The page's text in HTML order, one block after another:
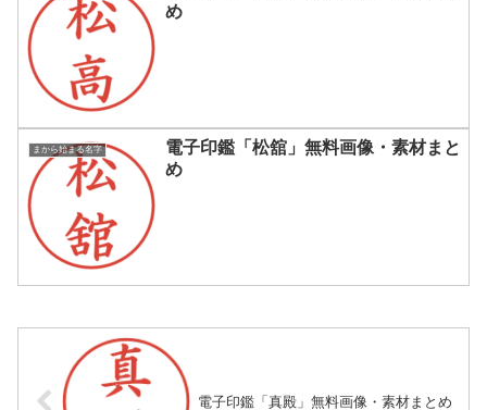
め
まから始まる名字
電子印鑑「松舘」無料画像・素材まと
め
電子印鑑「真殿」無料画像・素材まとめ